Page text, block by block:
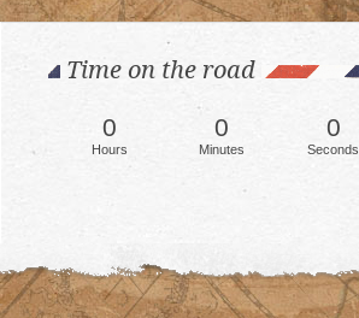
Time on the road
0
Hours
0
Minutes
0
Seconds